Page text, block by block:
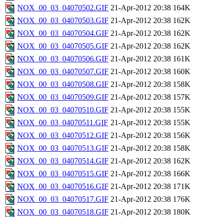
NOX_00_03_04070502.GIF 21-Apr-2012 20:38 164K
NOX_00_03_04070503.GIF 21-Apr-2012 20:38 162K
NOX_00_03_04070504.GIF 21-Apr-2012 20:38 162K
NOX_00_03_04070505.GIF 21-Apr-2012 20:38 162K
NOX_00_03_04070506.GIF 21-Apr-2012 20:38 161K
NOX_00_03_04070507.GIF 21-Apr-2012 20:38 160K
NOX_00_03_04070508.GIF 21-Apr-2012 20:38 158K
NOX_00_03_04070509.GIF 21-Apr-2012 20:38 157K
NOX_00_03_04070510.GIF 21-Apr-2012 20:38 155K
NOX_00_03_04070511.GIF 21-Apr-2012 20:38 155K
NOX_00_03_04070512.GIF 21-Apr-2012 20:38 156K
NOX_00_03_04070513.GIF 21-Apr-2012 20:38 158K
NOX_00_03_04070514.GIF 21-Apr-2012 20:38 162K
NOX_00_03_04070515.GIF 21-Apr-2012 20:38 166K
NOX_00_03_04070516.GIF 21-Apr-2012 20:38 171K
NOX_00_03_04070517.GIF 21-Apr-2012 20:38 176K
NOX_00_03_04070518.GIF 21-Apr-2012 20:38 180K